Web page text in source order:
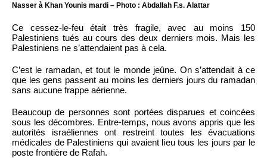
Nasser à Khan Younis mardi – Photo : Abdallah F.s. Alattar
Ce cessez-le-feu était très fragile, avec au moins 150
Palestiniens tués au cours des deux derniers mois. Mais les
Palestiniens ne s’attendaient pas à cela.
C’est le ramadan, et tout le monde jeûne. On s’attendait à ce
que les gens passent au moins les derniers jours du ramadan
sans aucune frappe aérienne.
Beaucoup de personnes sont portées disparues et coincées
sous les décombres. Entre-temps, nous avons appris que les
autorités israéliennes ont restreint toutes les évacuations
médicales de Palestiniens qui avaient lieu tous les jours par le
poste frontière de Rafah.